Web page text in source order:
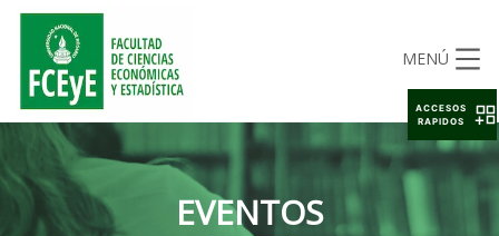
MENÚ
EVENTOS
ACCESOS
RAPIDOS